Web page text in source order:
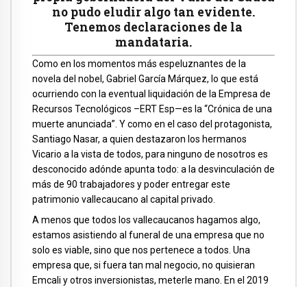
no pudo eludir algo tan evidente.
Tenemos declaraciones de la
mandataria.
Como en los momentos más espeluznantes de la
novela del nobel, Gabriel García Márquez, lo que está
ocurriendo con la eventual liquidación de la Empresa de
Recursos Tecnológicos –ERT Esp—es la “Crónica de una
muerte anunciada”. Y como en el caso del protagonista,
Santiago Nasar, a quien destazaron los hermanos
Vicario a la vista de todos, para ninguno de nosotros es
desconocido adónde apunta todo: a la desvinculación de
más de 90 trabajadores y poder entregar este
patrimonio vallecaucano al capital privado.
A menos que todos los vallecaucanos hagamos algo,
estamos asistiendo al funeral de una empresa que no
solo es viable, sino que nos pertenece a todos. Una
empresa que, si fuera tan mal negocio, no quisieran
Emcali y otros inversionistas, meterle mano. En el 2019